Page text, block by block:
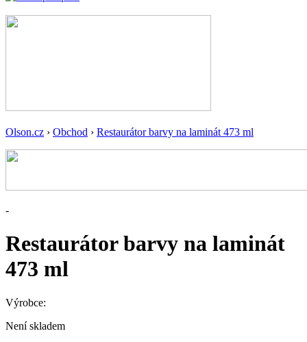
Olson.cz › Obchod › Restaurátor barvy na laminát 473 ml
-
Restaurátor barvy na laminát
473 ml
Výrobce:
Není skladem